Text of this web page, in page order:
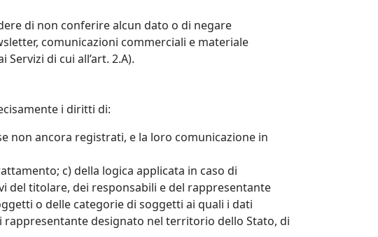
di non conferire alcun dato o di negare
comunicazioni commerciali e materiale
di cui all’art. 2.A).
i diritti di:
non ancora registrati, e la loro comunicazione in
c) della logica applicata in caso di
titolare, dei responsabili e del rappresentante
o delle categorie di soggetti ai quali i dati
rappresentante designato nel territorio dello Stato, di